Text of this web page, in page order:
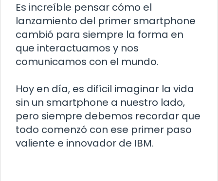
Es increíble pensar cómo el
lanzamiento del primer smartphone
cambió para siempre la forma en
que interactuamos y nos
comunicamos con el mundo.
Hoy en día, es difícil imaginar la vida
sin un smartphone a nuestro lado,
pero siempre debemos recordar que
todo comenzó con ese primer paso
valiente e innovador de IBM.